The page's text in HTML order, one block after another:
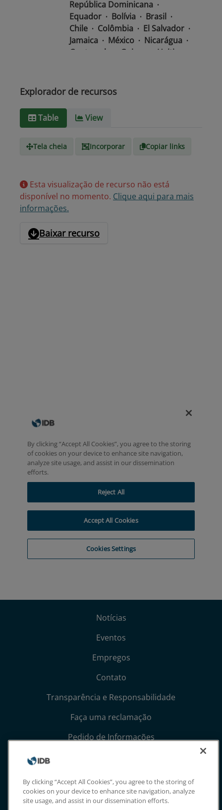
República Dominicana
Equador
Bolívia
Brasil
Chile
Colômbia
El Salvador
Jamaica
México
Nicarágua
Guatemala
Guiana
Haiti
Paraguai
Peru
Tipo de
Mídia
Explorador de recursos
Table View
Tela cheia Incorporar Copiar links
Esta visualização de recurso não está
disponível no momento. Clique aqui para mais
informações.
Baixar recurso
Notícias
Eventos
Empregos
Contato
Transparência e Responsabilidade
Faça uma reclamação
Pedido de Informações
Termos, Condições e Avisos de Privacidade
Extranet
By clicking “Accept All Cookies”, you agree to the storing of
cookies on your device to enhance site navigation, analyze
site usage, and assist in our dissemination efforts.